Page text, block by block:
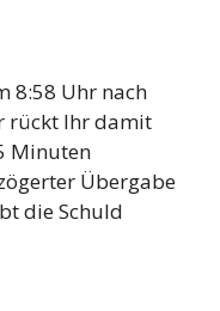
8:58 Uhr nach
rückt Ihr damit
Minuten
Übergabe
die Schuld